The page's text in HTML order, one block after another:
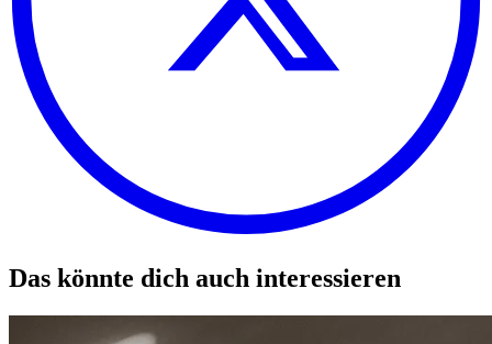
Das könnte dich auch interessieren